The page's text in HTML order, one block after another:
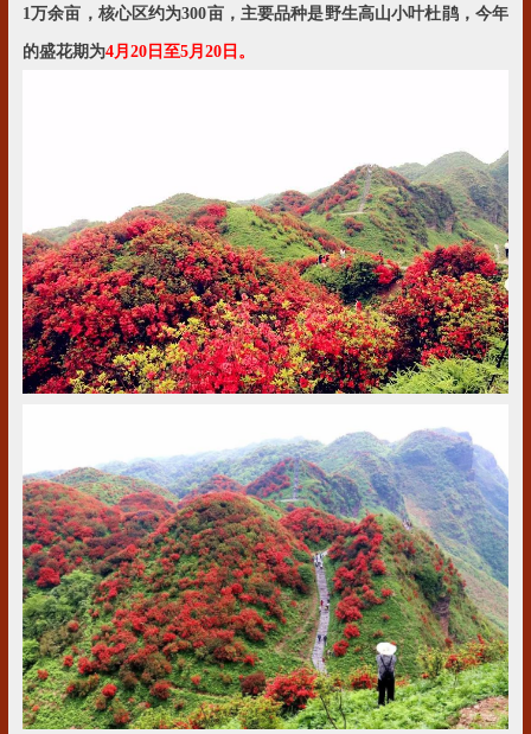
1万余亩，核心区约为300亩，主要品种是野生高山小叶杜鹃，今年
的盛花期为4月20日至5月20日 。